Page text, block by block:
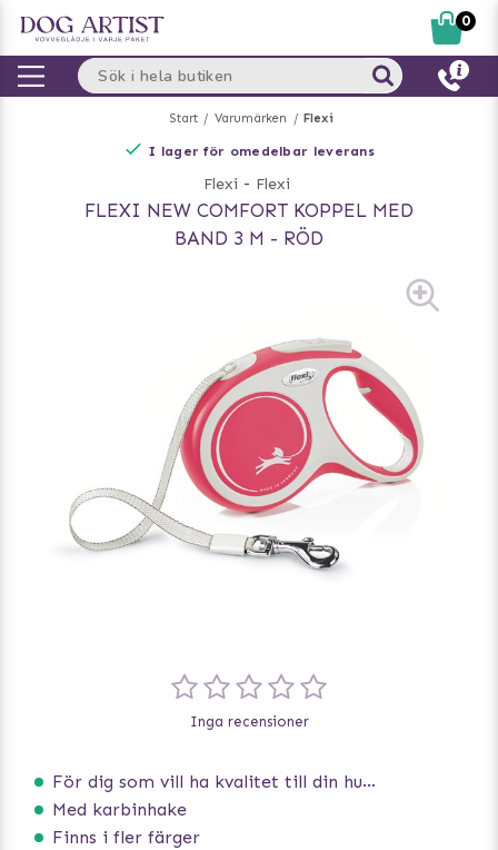
Start Varumärken Flexi
I lager för omedelbar leverans
Flexi - Flexi
FLEXI NEW COMFORT KOPPEL MED
BAND 3 M - RÖD
För dig som vill ha kvalitet till din hund!
Med karbinhake
Finns i fler färger
Inga recensioner
0